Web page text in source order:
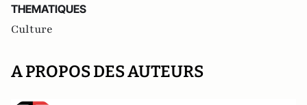
THEMATIQUES
Culture
A PROPOS DES AUTEURS